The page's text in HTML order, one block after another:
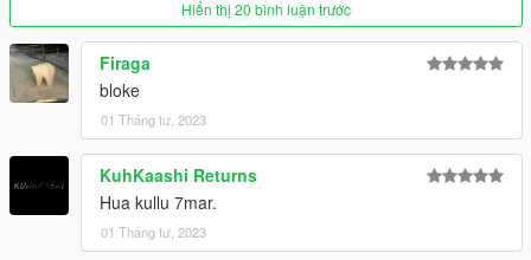
Hiển thị 20 bình luận trước
Firaga
bloke
01 Tháng tư, 2023
KuhKaashi Returns
Hua kullu 7mar.
01 Tháng tư, 2023